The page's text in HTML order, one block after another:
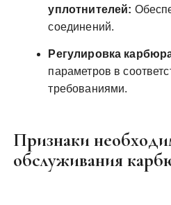
уплотнителей:
соединений.
Регулировка
параметров в
требованиями.
Признаки
обслуживания